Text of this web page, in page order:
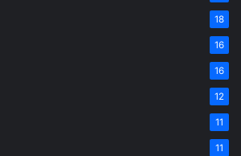
18
16
16
12
11
11